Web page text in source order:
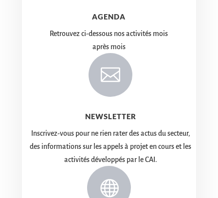
AGENDA
Retrouvez ci-dessous nos activités mois
après mois

NEWSLETTER
Inscrivez-vous pour ne rien rater des actus du secteur,
des informations sur les appels à projet en cours et les
activités développés par le CAI.
